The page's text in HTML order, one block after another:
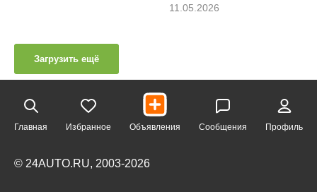
11.05.2026
Загрузить ещё
Главная Избранное Объявления Сообщения Профиль
© 24AUTO.RU, 2003-2026